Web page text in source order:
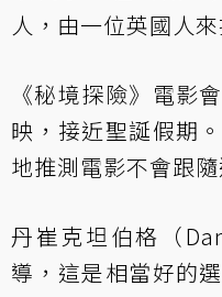
人，由一位英國人
《秘境探險》電影
映，接近聖誕假期
地推測電影不會跟
丹崔克坦伯格（
導，這是相當好的